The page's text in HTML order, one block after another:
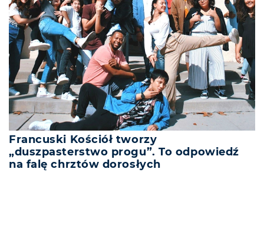
Francuski Kościół tworzy
„duszpasterstwo progu”. To odpowiedź
na falę chrztów dorosłych